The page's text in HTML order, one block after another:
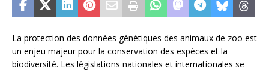
La protection des données génétiques des animaux de zoo est
un enjeu majeur pour la conservation des espèces et la
biodiversité. Les législations nationales et internationales se